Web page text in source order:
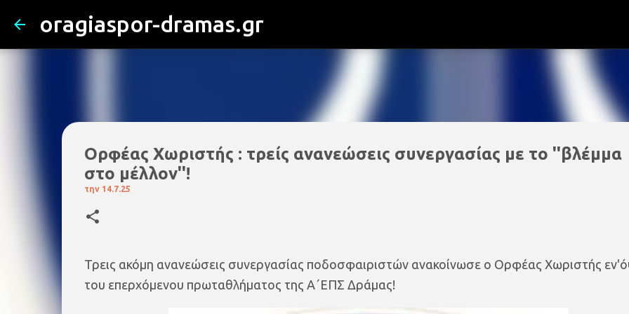
oragiaspor-dramas.gr
Ορφέας Χωριστής : τρείς ανανεώσεις συνεργασίας με το ''βλέμμα
στο μέλλον''!
την 14.7.25
Τρεις ακόμη ανανεώσεις συνεργασίας ποδοσφαιριστών ανακοίνωσε ο Ορφέας Χωριστής
του επερχόμενου πρωταθλήματος της Α΄ΕΠΣ Δράμας!